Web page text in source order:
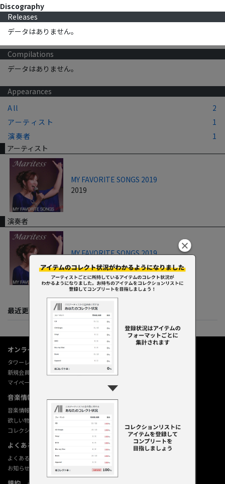
Discography
Releases
データはありません。
Compilations
データはありません。
Appearances
All
2
アーティスト
1
演奏者
1
アーティスト
MY FAVORITE SONGS 2019
2019
演奏者
MY FAVORITE SONGS 2019
2019
最近更新してくれた人たち
オンラインショップ情報
タワーレコード オンライン
新規会員登録
マイページ
音楽情報データベース
音楽情報データベース
欲しい物リストの使い方
コレクション機能の使い方
よくあるご質問 (Q&A)
よくあるご質問 (Q&A)
お知らせ